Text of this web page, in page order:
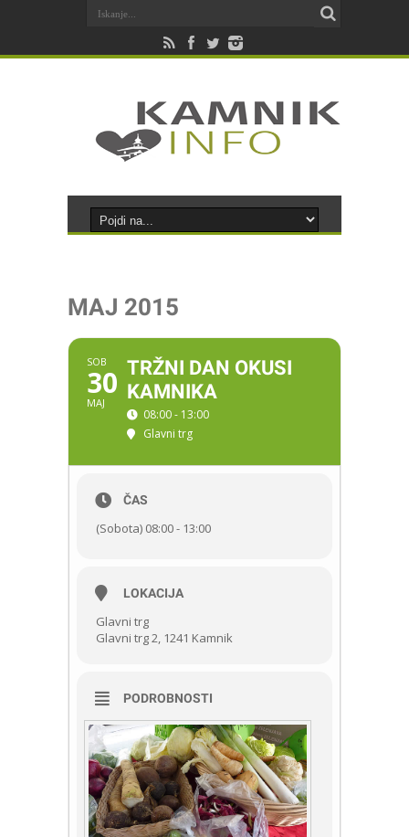
MAJ 2015
SOB
30
MAJ
TRŽNI DAN OKUSI
KAMNIKA
08:00 - 13:00
Glavni trg
ČAS
(Sobota) 08:00 - 13:00
LOKACIJA
Glavni trg
Glavni trg 2, 1241 Kamnik
PODROBNOSTI